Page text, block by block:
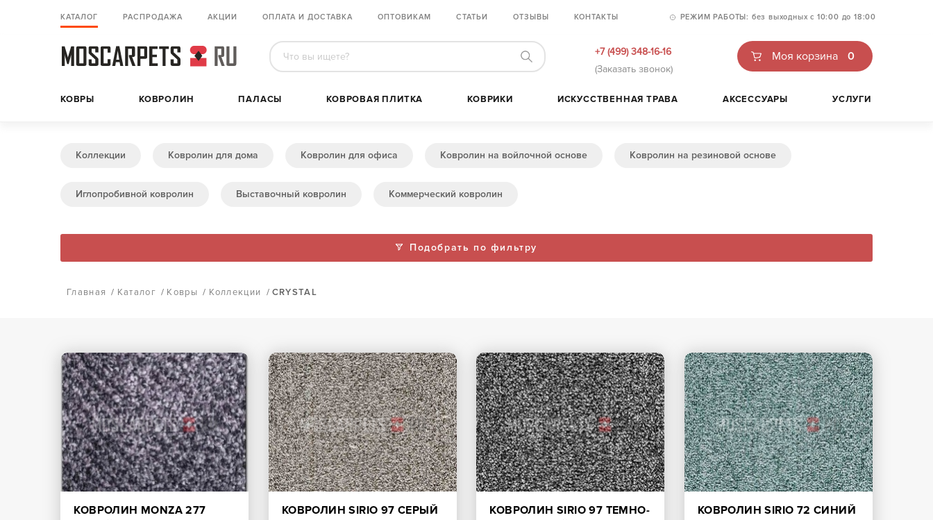
КАТАЛОГ РАСПРОДАЖА АКЦИИ ОПЛАТА И ДОСТАВКА ОПТОВИКАМ СТАТЬИ ОТЗЫВЫ КОНТАКТЫ РЕЖИМ РАБОТЫ: без выходныхс 10:00 до 18:00
+7 (499) 348-16-16
(Заказать звонок)
Моя корзина 0
КОВРЫ КОВРОЛИН ПАЛАСЫ КОВРОВАЯ ПЛИТКА КОВРИКИ ИСКУССТВЕННАЯ ТРАВА АКСЕССУАРЫ УСЛУГИ
Коллекции Ковролин для дома Ковролин для офиса Ковролин на войлочной основе Ковролин на резиновой основе
Иглопробивной ковролин Выставочный ковролин Коммерческий ковролин
Подобрать по фильтру
Главная / Каталог / Ковры / Коллекции / CRYSTAL
КОВРОЛИН MONZA 277
КОВРОЛИН SIRIO 97 СЕРЫЙ
КОВРОЛИН SIRIO 97 ТЕМНО-
КОВРОЛИН SIRIO 72 СИНИЙ